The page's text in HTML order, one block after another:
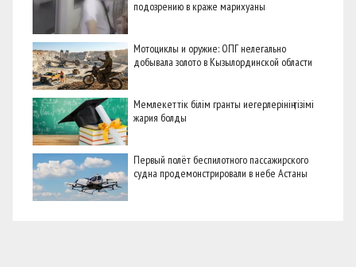
подозрению в краже марихуаны
Мотоциклы и оружие: ОПГ нелегально
добывала золото в Кызылординской области
Мемлекеттік білім гранты иегерлерінің тізімі
жария болды
Первый полёт беспилотного пассажирского
судна продемонстрировали в небе Астаны